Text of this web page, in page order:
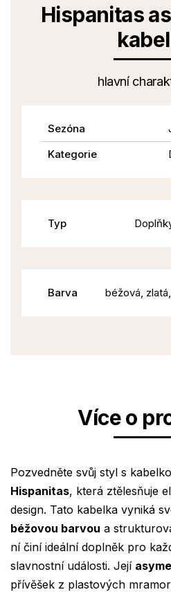
Hispanitas
hlavní
Sezóna
Kategorie
Typ
Barva béžová,
Více o
Pozvedněte svůj styl s
Hispanitas, která ztělesňuje
design. Tato kabelka vyniká
béžovou barvou a
ní činí ideální doplněk pro
slavnostní události. Její
přívěšek z plastových